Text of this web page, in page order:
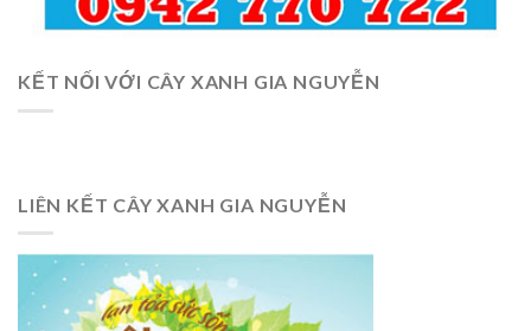
KẾT NỐI VỚI CÂY XANH GIA NGUYỄN
LIÊN KẾT CÂY XANH GIA NGUYỄN